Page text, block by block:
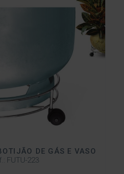
DE GÁS E VASO
FUTU-223